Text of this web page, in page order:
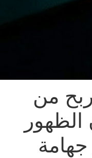
من
الظهور